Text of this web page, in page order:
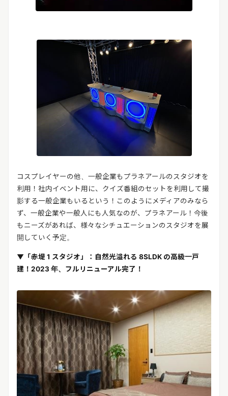
コスプレイヤーの他、一般企業もプラネアールのスタジオを
利用！社内イベント用に、クイズ番組のセットを利用して撮
影する一般企業もいるという！このようにメディアのみなら
ず、一般企業や一般人にも人気なのが、プラネアール！今後
もニーズがあれば、様々なシチュエーションのスタジオを展
開していく予定。
▼「赤堤 1 スタジオ」：自然光溢れる 8SLDK の高級一戸
建！2023 年、フルリニューアル完了！